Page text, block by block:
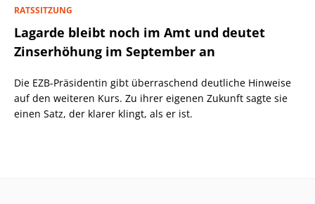
RATSSITZUNG
Lagarde bleibt noch im Amt und deutet
Zinserhöhung im September an
Die EZB-Präsidentin gibt überraschend deutliche Hinweise
auf den weiteren Kurs. Zu ihrer eigenen Zukunft sagte sie
einen Satz, der klarer klingt, als er ist.